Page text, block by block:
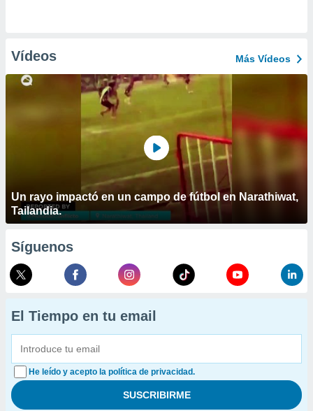
Vídeos Más Vídeos
Un rayo impactó en un campo de fútbol en Narathiwat,
Tailandia.
Síguenos
El Tiempo en tu email
He leído y acepto la política de privacidad.